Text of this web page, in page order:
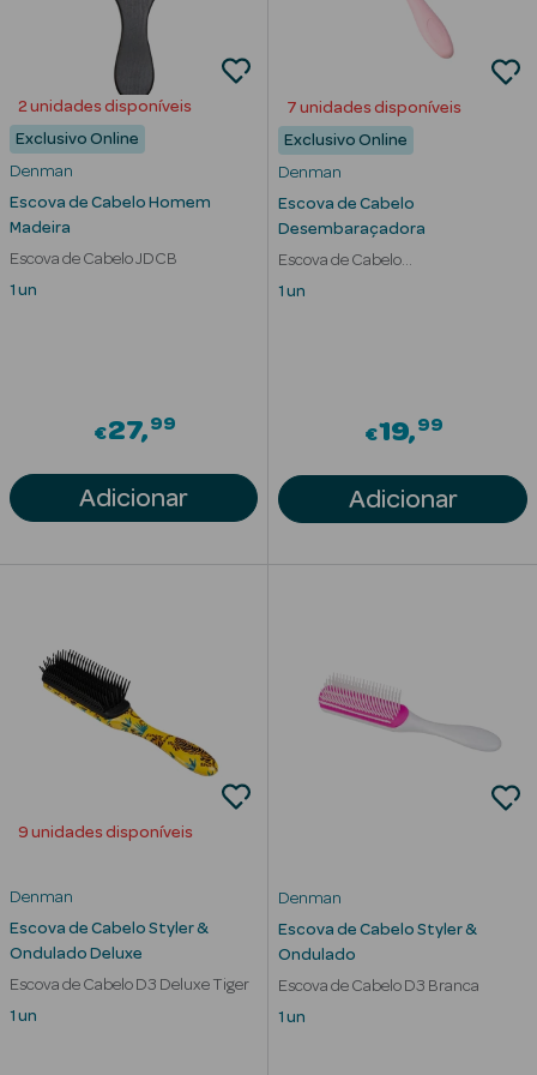
Esfoliantes
Corporais
Cicatrizantes
Depilatórios
Cuidados de
Massajadores
Acessórios
Ver Tudo
Hidratantes
Séruns Faciais
2 unidades disponíveis
Exclusivo Online
Denman
Escova de Cabelo Homem
Madeira
Escova de Cabelo JDCB
1 un
€27 99
Adicionar
7 unidades disponíveis
Exclusivo Online
Denman
Escova de Cabelo
Desembaraçadora
Escova de Cabelo
Desembaraçadora D90L
1 un
€19 99
Adicionar
9 unidades disponíveis
Denman
Escova de Cabelo Styler &
Ondulado Deluxe
Escova de Cabelo D3 Deluxe Tiger
1 un
Denman
Escova de Cabelo Styler &
Ondulado
Escova de Cabelo D3 Branca
1 un